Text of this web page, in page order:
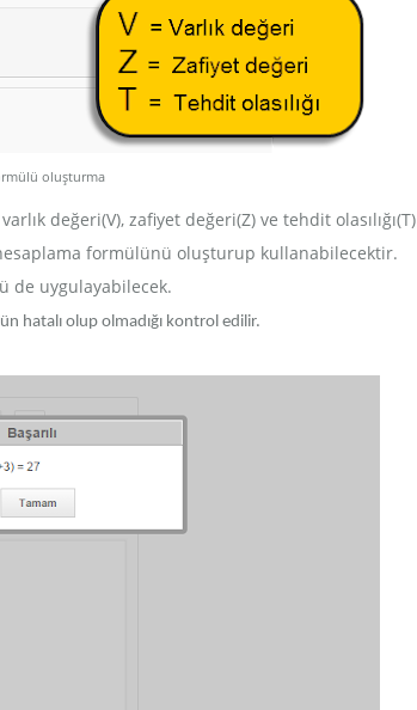
oluşturma
değeri(V), zafiyet değeri(Z) ve tehdit olasılığı(T)
formülünü oluşturup kullanabilecektir.
de uygulayabilecek.
hatalı olup olmadığı kontrol edilir.